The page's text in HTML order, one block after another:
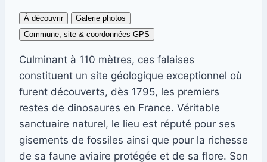
À découvrir
Galerie photos
Commune, site & coordonnées GPS
Culminant à 110 mètres, ces falaises
constituent un site géologique exceptionnel où
furent découverts, dès 1795, les premiers
restes de dinosaures en France. Véritable
sanctuaire naturel, le lieu est réputé pour ses
gisements de fossiles ainsi que pour la richesse
de sa faune aviaire protégée et de sa flore. Son